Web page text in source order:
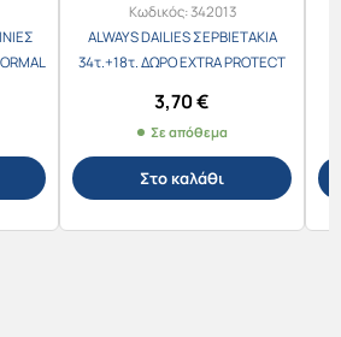
Κωδικός:342013
ALWAYS DAILIES ΣΕΡΒΙΕΤΑΚΙΑ
34τ.+18τ. ΔΩΡΟ EXTRA PROTECT
3,70€
Σε απόθεμα
Στο καλάθι